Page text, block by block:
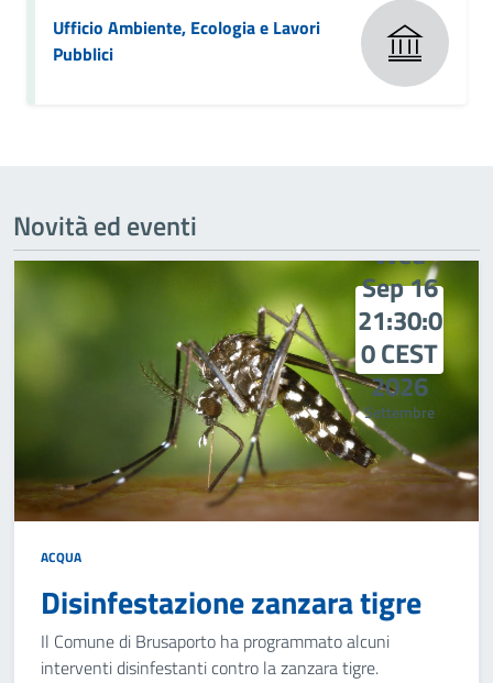
Ufficio Ambiente, Ecologia e Lavori
Pubblici
Novità ed eventi
Wed
Sep 16
21:30:0
0 CEST
2026
Settembre
ACQUA
Disinfestazione zanzara tigre
Il Comune di Brusaporto ha programmato alcuni
interventi disinfestanti contro la zanzara tigre.